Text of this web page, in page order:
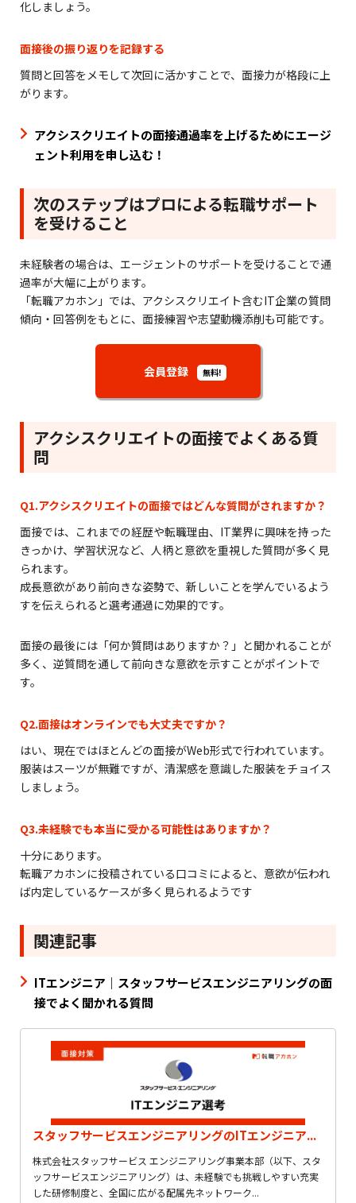
化しましょう。
面接後の振り返りを記録する
質問と回答をメモして次回に活かすことで、面接力が格段に上
がります。
アクシスクリエイトの面接通過率を上げるためにエージ
ェント利用を申し込む！
次のステップはプロによる転職サポート
を受けること
未経験者の場合は、エージェントのサポートを受けることで通
過率が大幅に上がります。
「転職アカホン」では、アクシスクリエイト含むIT企業の質問
傾向・回答例をもとに、面接練習や志望動機添削も可能です。
会員登録 無料!
アクシスクリエイトの面接でよくある質
問
Q1.アクシスクリエイトの面接ではどんな質問がされますか？
面接では、これまでの経歴や転職理由、IT業界に興味を持った
きっかけ、学習状況など、人柄と意欲を重視した質問が多く見
られます。
成長意欲があり前向きな姿勢で、新しいことを学んでいるよう
すを伝えられると選考通過に効果的です。
面接の最後には「何か質問はありますか？」と聞かれることが
多く、逆質問を通して前向きな意欲を示すことがポイントで
す。
Q2.面接はオンラインでも大丈夫ですか？
はい、現在ではほとんどの面接がWeb形式で行われています。
服装はスーツが無難ですが、清潔感を意識した服装をチョイス
しましょう。
Q3.未経験でも本当に受かる可能性はありますか？
十分にあります。
転職アカホンに投稿されている口コミによると、意欲が伝われ
ば内定しているケースが多く見られるようです
関連記事
ITエンジニア｜スタッフサービスエンジニアリングの面
接でよく聞かれる質問
スタッフサービスエンジニアリングのITエンジニア...
株式会社スタッフサービス エンジニアリング事業本部（以下、スタ
ッフサービスエンジニアリング）は、未経験でも挑戦しやすい充実
した研修制度と、全国に広がる配属先ネットワーク...